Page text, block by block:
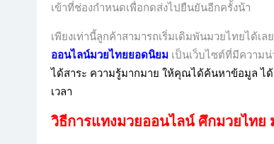
เข้าที่ช่องกำหนดเพื่อกดส่งไปยืนยันอีกครั้งน้า
เพียงเท่านี้ลูกค้าสามารถเริ่มเดิมพันมวยไทยได้เ
ออนไลน์มวยไทยยอดนิยม เป็นเว็บไซต์ที่มีความ
ได้สาระ ความรู้มากมาย ให้คุณได้ค้นหาข้อมูล ไ
เวลา
วิธีการแทงมวยออนไลน์ ศึกมวยไทย